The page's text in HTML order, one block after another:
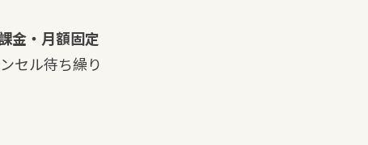
金・月額固定
セル待ち繰り